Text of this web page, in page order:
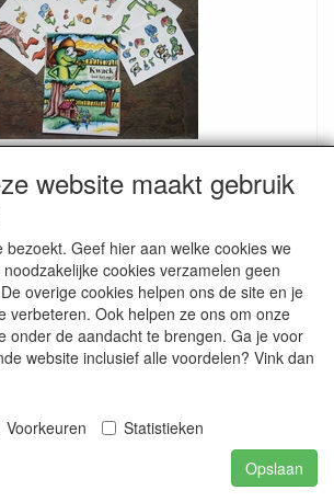
website maakt gebruik
bezoekt. Geef hier aan welke cookies we
cookies verzamelen geen
overige cookies helpen ons de site en je
verbeteren. Ook helpen ze ons om onze
onder de aandacht te brengen. Ga je voor
website inclusief alle voordelen? Vink dan
Voorkeuren
Statistieken
Opslaan
verhaal en 8 A 5 knipvellen die in het